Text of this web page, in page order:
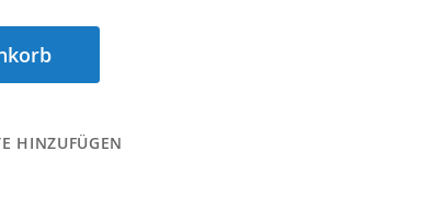
HINZUFÜGEN